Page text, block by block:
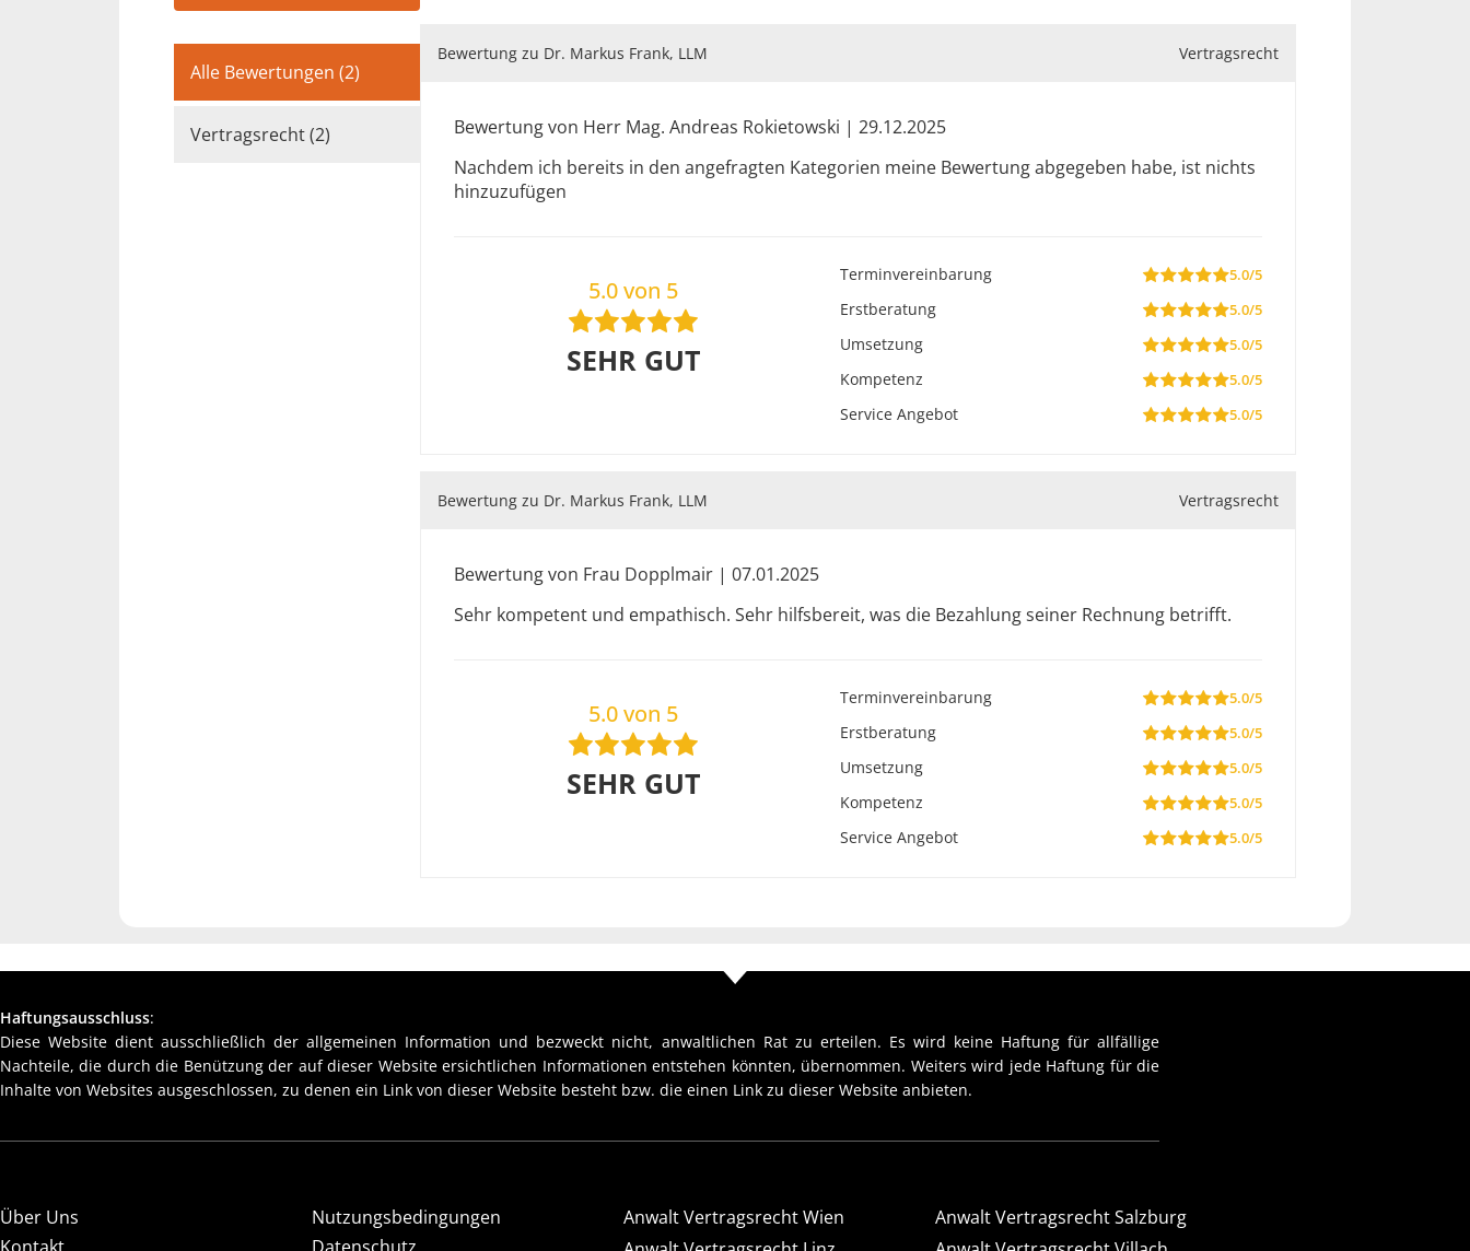
Alle Bewertungen (2)
Vertragsrecht (2)
Bewertung zu Dr. Markus Frank, LLM Vertragsrecht
Bewertung von Herr Mag. Andreas Rokietowski | 29.12.2025
Nachdem ich bereits in den angefragten Kategorien meine Bewertung abgegeben habe, ist nichts
hinzuzufügen
5.0 von 5
SEHR GUT
Terminvereinbarung 5.0/5
Erstberatung 5.0/5
Umsetzung 5.0/5
Kompetenz 5.0/5
Service Angebot 5.0/5
Bewertung zu Dr. Markus Frank, LLM Vertragsrecht
Bewertung von Frau Dopplmair | 07.01.2025
Sehr kompetent und empathisch. Sehr hilfsbereit, was die Bezahlung seiner Rechnung betrifft.
5.0 von 5
SEHR GUT
Terminvereinbarung 5.0/5
Erstberatung 5.0/5
Umsetzung 5.0/5
Kompetenz 5.0/5
Service Angebot 5.0/5
Haftungsausschluss:
Diese Website dient ausschließlich der allgemeinen Information und bezweckt nicht, anwaltlichen Rat zu erteilen. Es wird keine Haftung für allfällige
Nachteile, die durch die Benützung der auf dieser Website ersichtlichen Informationen entstehen könnten, übernommen. Weiters wird jede Haftung für die
Inhalte von Websites ausgeschlossen, zu denen ein Link von dieser Website besteht bzw. die einen Link zu dieser Website anbieten.
Über Uns
Nutzungsbedingungen
Anwalt Vertragsrecht Wien
Anwalt Vertragsrecht Salzburg